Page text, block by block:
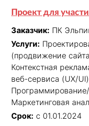
Проект для
Заказчик: ПК
Услуги:
(продвижение
Контекстная
веб-сервиса (UX/
Маркетинговая
Срок: с 01.01.2024